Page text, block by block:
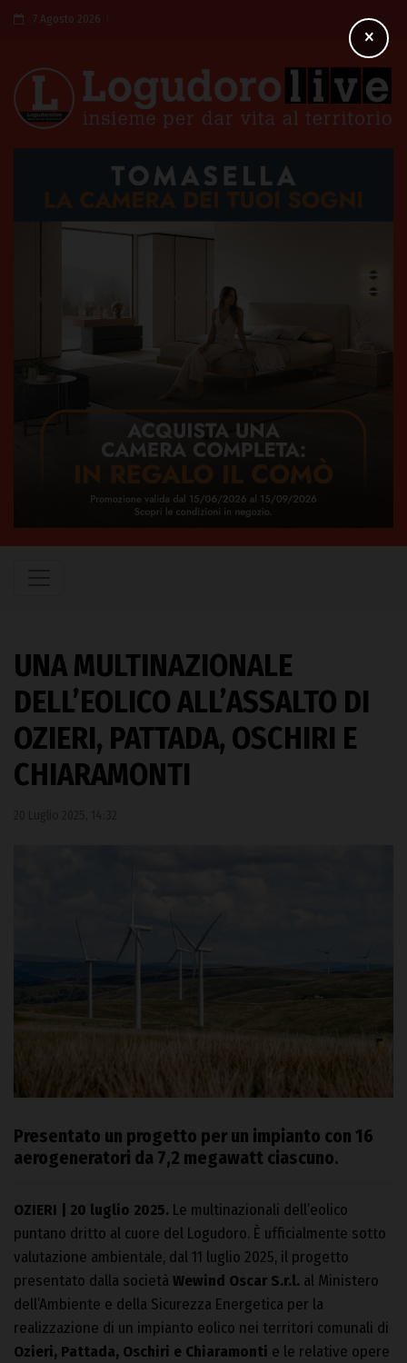
7 Agosto 2026
UNA MULTINAZIONALE
DELL’EOLICO ALL’ASSALTO DI
OZIERI, PATTADA, OSCHIRI E
CHIARAMONTI
Presentato un progetto per un impianto con 16
aerogeneratori da 7,2 megawatt ciascuno.
OZIERI | 20 luglio 2025. Le multinazionali dell’eolico
puntano dritto al cuore del Logudoro. È ufficialmente sotto
valutazione ambientale, dal 11 luglio 2025, il progetto
presentato dalla società Wewind Oscar S.r.l. al Ministero
dell’Ambiente e della Sicurezza Energetica per la
realizzazione di un impianto eolico nei territori comunali di
Ozieri, Pattada, Oschiri e Chiaramonti e le relative opere
×